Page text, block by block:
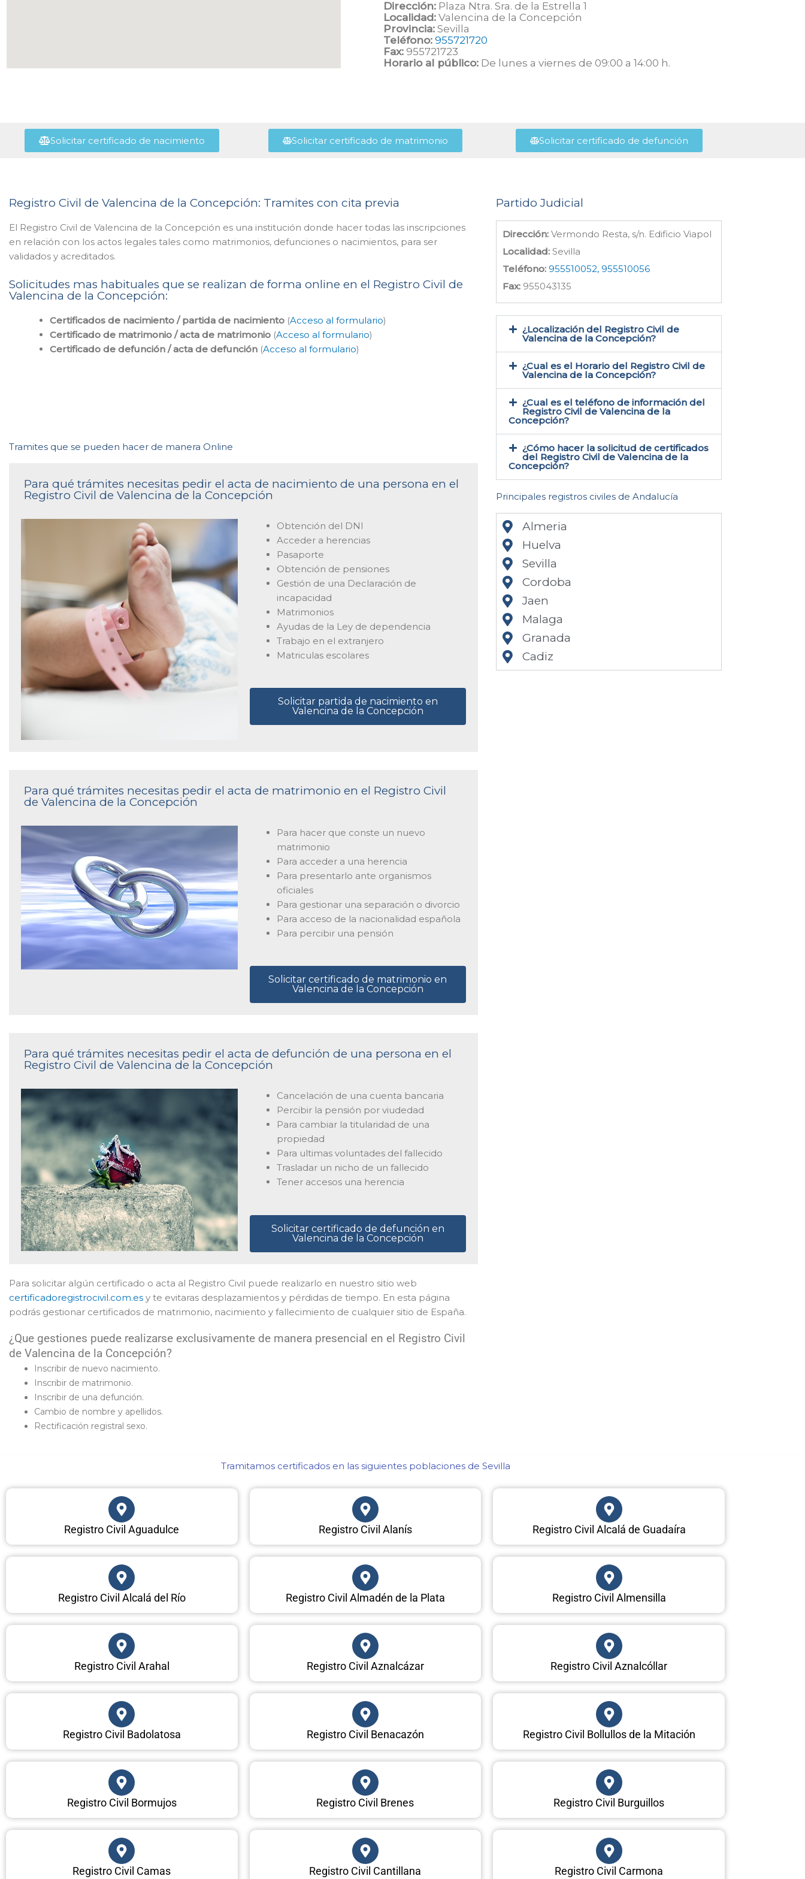
Dirección: Plaza Ntra. Sra. de la Estrella 1
Localidad: Valencina de la Concepción
Provincia: Sevilla
Teléfono: 955721720
Fax: 955721723
Horario al público: De lunes a viernes de 09:00 a 14:00 h.
Solicitar certificado de nacimiento Solicitar certificado de matrimonio Solicitar certificado de defunción
Registro Civil de Valencina de la Concepción: Tramites con cita previa
El Registro Civil de Valencina de la Concepción es una institución donde hacer todas las inscripciones
en relación con los actos legales tales como matrimonios, defunciones o nacimientos, para ser
validados y acreditados.
Solicitudes mas habituales que se realizan de forma online en el Registro Civil de
Valencina de la Concepción:
Certificados de nacimiento / partida de nacimiento(Acceso al formulario)
Certificado de matrimonio / acta de matrimonio(Acceso al formulario)
Certificado de defunción / acta de defunción(Acceso al formulario)
Tramites que se pueden hacer de manera Online
Para qué trámites necesitas pedir el acta de nacimiento de una persona en el
Registro Civil de Valencina de la Concepción
Obtención del DNI
Acceder a herencias
Pasaporte
Obtención de pensiones
Gestión de una Declaración de
incapacidad
Matrimonios
Ayudas de la Ley de dependencia
Trabajo en el extranjero
Matriculas escolares
Solicitar partida de nacimiento en
Valencina de la Concepción
Para qué trámites necesitas pedir el acta de matrimonio en el Registro Civil
de Valencina de la Concepción
Para hacer que conste un nuevo
matrimonio
Para acceder a una herencia
Para presentarlo ante organismos
oficiales
Para gestionar una separación o divorcio
Para acceso de la nacionalidad española
Para percibir una pensión
Solicitar certificado de matrimonio en
Valencina de la Concepción
Para qué trámites necesitas pedir el acta de defunción de una persona en el
Registro Civil de Valencina de la Concepción
Cancelación de una cuenta bancaria
Percibir la pensión por viudedad
Para cambiar la titularidad de una
propiedad
Para ultimas voluntades del fallecido
Trasladar un nicho de un fallecido
Tener accesos una herencia
Solicitar certificado de defunción en
Valencina de la Concepción
Para solicitar algún certificado o acta al Registro Civil puede realizarlo en nuestro sitio web
certificadoregistrocivil.com.es y te evitaras desplazamientos y pérdidas de tiempo. En esta página
podrás gestionar certificados de matrimonio, nacimiento y fallecimiento de cualquier sitio de España.
¿Que gestiones puede realizarse exclusivamente de manera presencial en el Registro Civil
de Valencina de la Concepción?
Inscribir de nuevo nacimiento.
Inscribir de matrimonio.
Inscribir de una defunción.
Cambio de nombre y apellidos.
Rectificación registral sexo.
Partido Judicial
Dirección: Vermondo Resta, s/n. Edificio Viapol
Localidad: Sevilla
Teléfono: 955510052, 955510056
Fax: 955043135
¿Localización del Registro Civil de
Valencina de la Concepción​?
¿Cual es el Horario del Registro Civil de
Valencina de la Concepción?
¿Cual es el teléfono de información del
Registro Civil de Valencina de la
Concepción​?
¿Cómo hacer la solicitud de certificados
del Registro Civil de Valencina de la
Concepción​?
Principales registros civiles de Andalucía
Almeria
Huelva
Sevilla
Cordoba
Jaen
Malaga
Granada
Cadiz
Tramitamos certificados en las siguientes poblaciones de Sevilla​
Registro Civil Aguadulce Registro Civil Alanís Registro Civil Alcalá de Guadaíra
Registro Civil Alcalá del Río Registro Civil Almadén de la Plata Registro Civil Almensilla
Registro Civil Arahal Registro Civil Aznalcázar Registro Civil Aznalcóllar
Registro Civil Badolatosa Registro Civil Benacazón Registro Civil Bollullos de la Mitación
Registro Civil Bormujos Registro Civil Brenes Registro Civil Burguillos
Registro Civil Camas Registro Civil Cantillana Registro Civil Carmona